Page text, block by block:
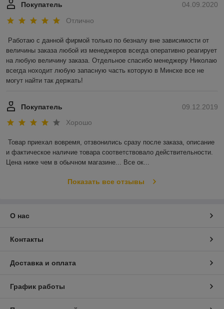
04.09.2020
Покупатель
Отлично
Работаю с данной фирмой только по безналу вне зависимости от
величины заказа любой из менеджеров всегда оперативно реагирует
на любую величину заказа. Отдельное спасибо менеджеру Николаю
всегда ноходит любую запасную часть которую в Минске все не
могут найти так держать!
09.12.2019
Покупатель
Хорошо
Товар приехал вовремя, отзвонились сразу после заказа, описание
и фактическое наличие товара соответствовало действительности.
Цена ниже чем в обычном магазине... Все ок...
Показать все отзывы
О нас
Контакты
Доставка и оплата
График работы